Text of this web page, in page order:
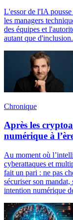
L'essor de l'IA pousse
les managers
des équipes et
autant que
Chronique
Après les
numérique à
Au moment où
cyberattaques et
fait un pari : ne pas
sécuriser son
intention numérique